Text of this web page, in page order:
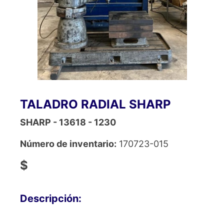
TALADRO RADIAL SHARP
SHARP - 13618 - 1230
Número de inventario: 170723-015
$
Descripción: